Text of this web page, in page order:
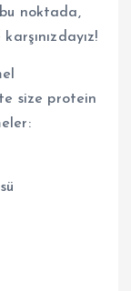
noktada,
size protein